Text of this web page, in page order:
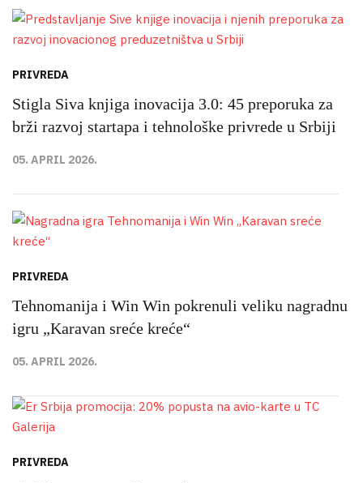
PRIVREDA
Stigla Siva knjiga inovacija 3.0: 45 preporuka za
brži razvoj startapa i tehnološke privrede u Srbiji
05. APRIL 2026.
PRIVREDA
Tehnomanija i Win Win pokrenuli veliku nagradnu
igru „Karavan sreće kreće“
05. APRIL 2026.
PRIVREDA